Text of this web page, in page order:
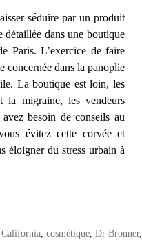
séduire par un produit
dans une boutique
Paris. L’exercice de faire
concernée dans la panoplie
La boutique est loin, les
la migraine, les vendeurs
besoin de conseils au
évitez cette corvée et
éloigner du stress urbain à
, cosmétique, Dr Bronner,